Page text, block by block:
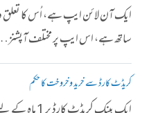
ایک آن لائن ایپ ہے، اُس کا
ساتھ ہے، اس ایپ پر مختلف
کریڈٹ کارڈ سے خرید وخروخت کا حکم